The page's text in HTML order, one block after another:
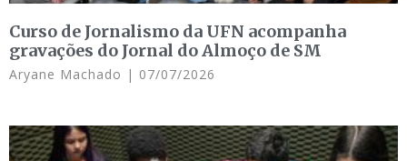
Curso de Jornalismo da UFN acompanha
gravações do Jornal do Almoço de SM
Aryane Machado 07/07/2026